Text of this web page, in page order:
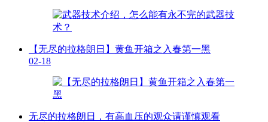
【无尽的拉格朗日】黄鱼开箱之入春第一黑
02-18
无尽的拉格朗日，有高血压的观众请谨慎观看